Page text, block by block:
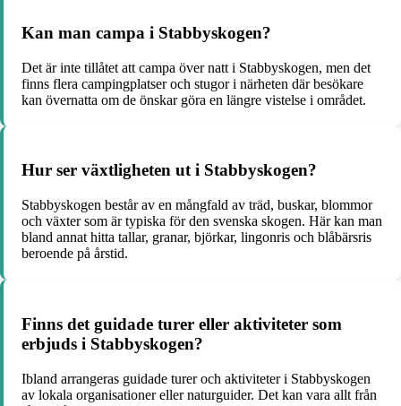
Kan man campa i Stabbyskogen?
Det är inte tillåtet att campa över natt i Stabbyskogen, men det
finns flera campingplatser och stugor i närheten där besökare
kan övernatta om de önskar göra en längre vistelse i området.
Hur ser växtligheten ut i Stabbyskogen?
Stabbyskogen består av en mångfald av träd, buskar, blommor
och växter som är typiska för den svenska skogen. Här kan man
bland annat hitta tallar, granar, björkar, lingonris och blåbärsris
beroende på årstid.
Finns det guidade turer eller aktiviteter som
erbjuds i Stabbyskogen?
Ibland arrangeras guidade turer och aktiviteter i Stabbyskogen
av lokala organisationer eller naturguider. Det kan vara allt från